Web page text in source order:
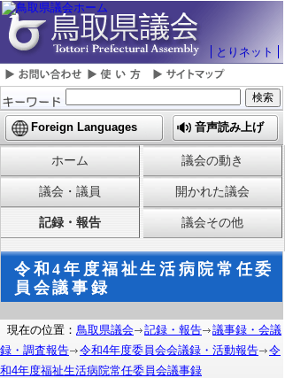
とりネット
Foreign Languages 音声読み上げ
ホーム 議会の動き
議会・議員 開かれた議会
記録・報告 議会その他
令和4年度福祉生活病院常任委
員会議事録
現在の位置： 鳥取県議会 記録・報告
議事録・会議
録・調査報告
令和4年度委員会会議録・活動報告
令
和4年度福祉生活病院常任委員会議事録